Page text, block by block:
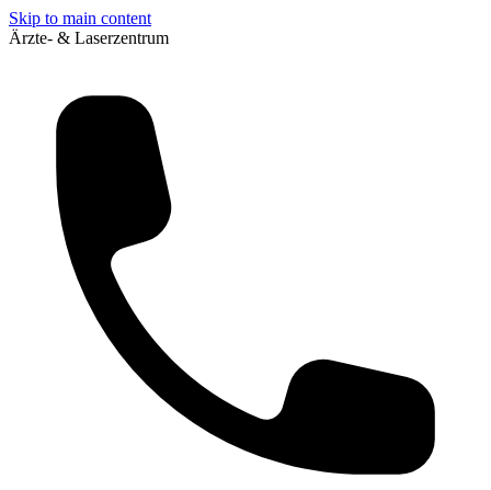
Skip to main content
Ärzte- & Laserzentrum